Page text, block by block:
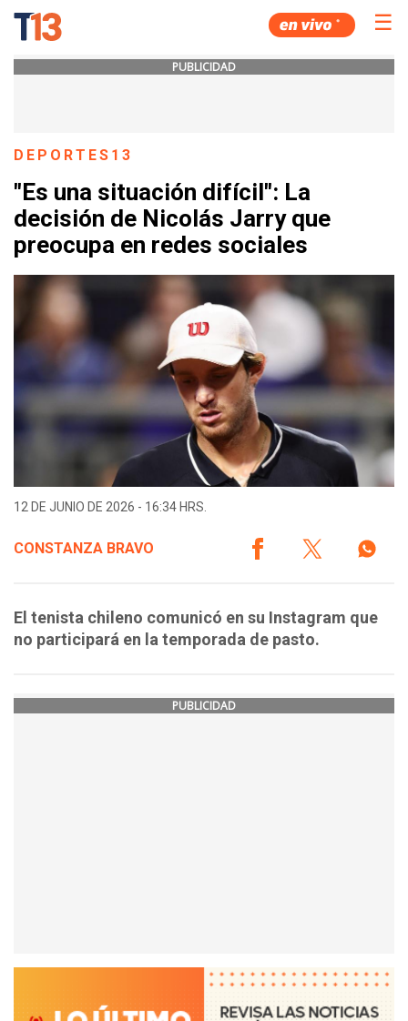
☰
PUBLICIDAD
DEPORTES13
"Es una situación difícil": La
decisión de Nicolás Jarry que
preocupa en redes sociales
12 DE JUNIO DE 2026 - 16:34 HRS.
CONSTANZA BRAVO
El tenista chileno comunicó en su Instagram que
no participará en la temporada de pasto.
PUBLICIDAD